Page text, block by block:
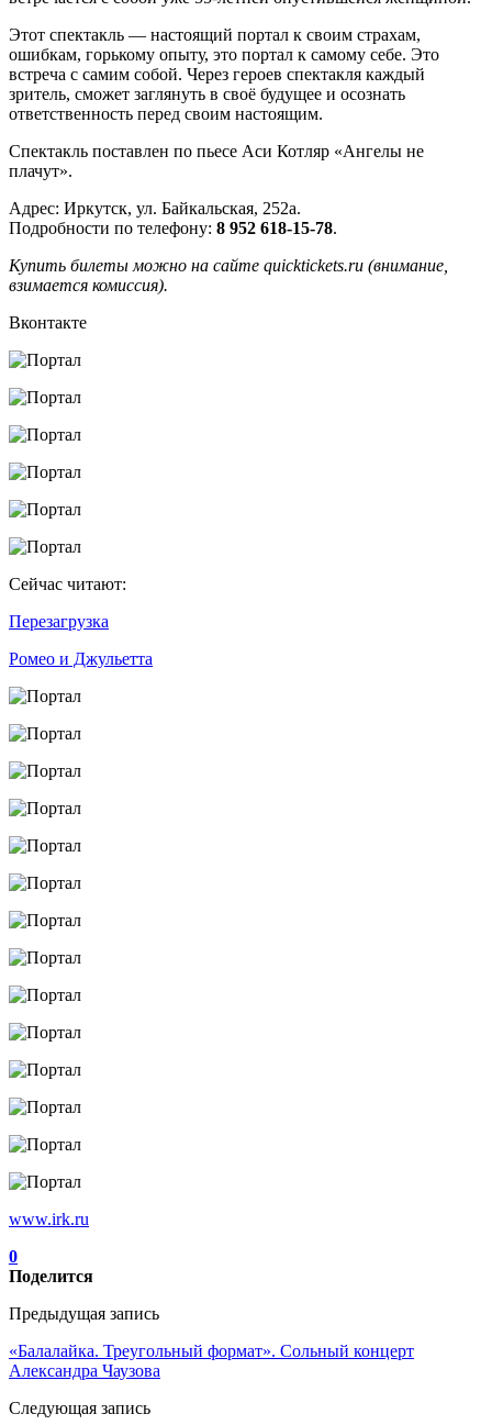
Этот спектакль — настоящий портал к своим страхам,
ошибкам, горькому опыту, это портал к самому себе. Это
встреча с самим собой. Через героев спектакля каждый
зритель, сможет заглянуть в своё будущее и осознать
ответственность перед своим настоящим.
Спектакль поставлен по пьесе Аси Котляр «Ангелы не
плачут».
Адрес: Иркутск, ул. Байкальская, 252а.
Подробности по телефону: 8 952 618-15-78.
Купить билеты можно на сайте quicktickets.ru (внимание,
взимается комиссия).
Вконтакте
Сейчас читают:
Перезагрузка
Ромео и Джульетта
www.irk.ru
0
Поделится
Предыдущая запись
«Балалайка. Треугольный формат». Сольный концерт
Александра Чаузова
Следующая запись